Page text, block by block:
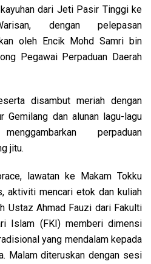
dari Jeti Pasir Tinggi ke
dengan pelepasan
oleh Encik Mohd Samri bin
Pegawai Perpaduan Daerah
disambut meriah dengan
Gemilang dan alunan lagu-lagu
perpaduan
jitu.
lawatan ke Makam Tokku
aktiviti mencari etok dan kuliah
Ustaz Ahmad Fauzi dari Fakulti
Islam (FKI) memberi dimensi
yang mendalam kepada
Malam diteruskan dengan sesi